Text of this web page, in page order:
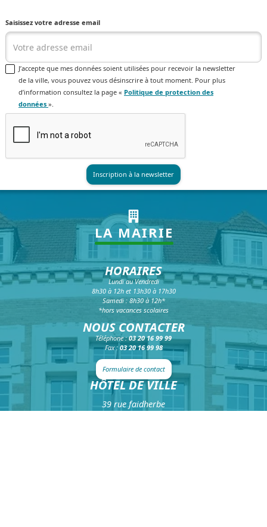
Saisissez votre adresse email
J’accepte que mes données soient utilisées pour recevoir la newsletter
de la ville, vous pouvez vous désinscrire à tout moment. Pour plus
d’information consultez la page « Politique de protection des
données ».
LA MAIRIE
HORAIRES
Lundi au Vendredi
8h30 à 12h et 13h30 à 17h30
Samedi : 8h30 à 12h*
*hors vacances scolaires
NOUS CONTACTER
Téléphone :03 20 16 99 99
Fax : 03 20 16 99 98
Formulaire de contact
HÔTEL DE VILLE
39 rue faidherbe